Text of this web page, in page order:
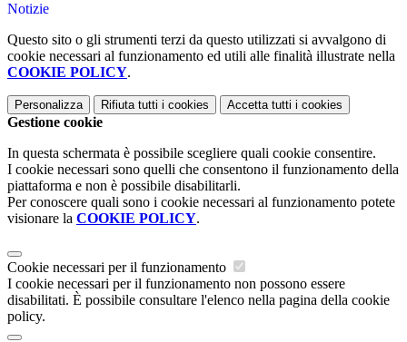
Notizie
Questo sito o gli strumenti terzi da questo utilizzati si avvalgono di
cookie necessari al funzionamento ed utili alle finalità illustrate nella
COOKIE POLICY.
Personalizza Rifiuta tutti i cookies Accetta tutti i cookies
Gestione cookie
In questa schermata è possibile scegliere quali cookie consentire.
I cookie necessari sono quelli che consentono il funzionamento della
piattaforma e non è possibile disabilitarli.
Per conoscere quali sono i cookie necessari al funzionamento potete
visionare la COOKIE POLICY.
Cookie necessari per il funzionamento
I cookie necessari per il funzionamento non possono essere
disabilitati. È possibile consultare l'elenco nella pagina della cookie
policy.